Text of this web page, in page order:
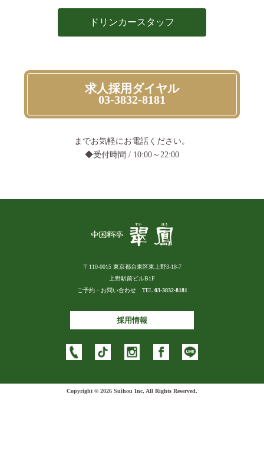
ドリンカースタッフ
求人採用ダイヤル
03-3832-8181
までお気軽にお電話ください。
◆受付時間 / 10:00～22:00
〒110-0015 東京都台東区東上野3-18-7
上野駅前ビルB1F
ご予約・お問い合わせ TEL 03-3832-8181
採用情報
Copyright © 2026 Suihou Inc, All Rights Reserved.